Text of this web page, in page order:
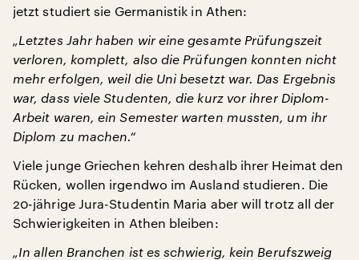
jetzt studiert sie Germanistik in Athen:
„Letztes Jahr haben wir eine gesamte Prüfungszeit
verloren, komplett, also die Prüfungen konnten nicht
mehr erfolgen, weil die Uni besetzt war. Das Ergebnis
war, dass viele Studenten, die kurz vor ihrer Diplom-
Arbeit waren, ein Semester warten mussten, um ihr
Diplom zu machen.“
Viele junge Griechen kehren deshalb ihrer Heimat den
Rücken, wollen irgendwo im Ausland studieren. Die
20-jährige Jura-Studentin Maria aber will trotz all der
Schwierigkeiten in Athen bleiben:
„In allen Branchen ist es schwierig, kein Berufszweig